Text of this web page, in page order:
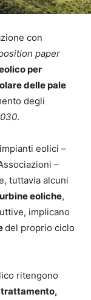
con
paper
per
delle pale
degli
.
eolici –
–
tuttavia alcuni
eoliche,
implicano
del proprio ciclo
ritengono